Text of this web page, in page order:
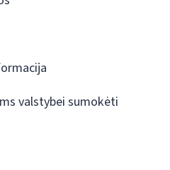
valstybei sumokėti